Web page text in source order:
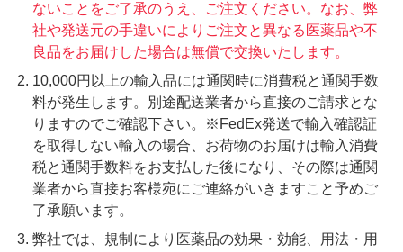
ないことをご了承のうえ、ご注文ください。なお、弊
社や発送元の手違いによりご注文と異なる医薬品や不
良品をお届けした場合は無償で交換いたします。
10,000円以上の輸入品には通関時に消費税と通関手数
料が発生します。別途配送業者から直接のご請求とな
りますのでご確認下さい。※FedEx発送で輸入確認証
を取得しない輸入の場合、お荷物のお届けは輸入消費
税と通関手数料をお支払した後になり、その際は通関
業者から直接お客様宛にご連絡がいきますこと予めご
了承願います。
弊社では、規制により医薬品の効果・効能、用法・用